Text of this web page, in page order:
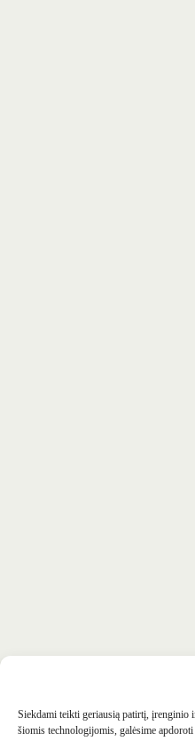
Siekdami teikti geriausią patirtį, įrenginio
šiomis technologijomis, galėsime